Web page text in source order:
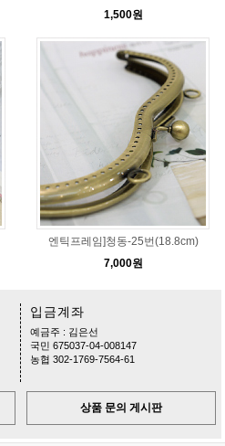
1,500원
엔틱프레임]청동-25번(18.8cm)
7,000원
입금계좌
예금주 : 김은선
국민 675037-04-008147
농협 302-1769-7564-61
상품 문의 게시판